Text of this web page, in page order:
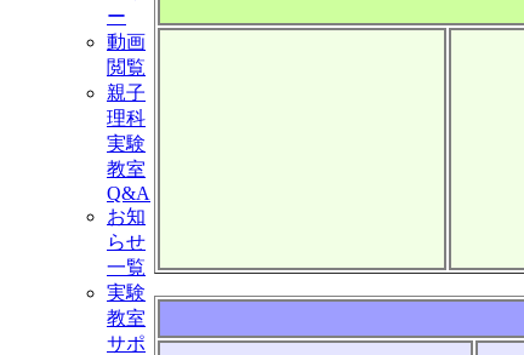
ー
動画
閲覧
親子
理科
実験
教室
Q&A
お知
らせ
一覧
実験
教室
サポ